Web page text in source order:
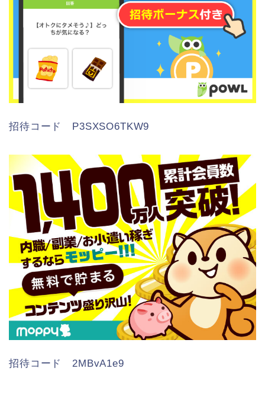
招待コード P3SXSO6TKW9
招待コード 2MBvA1e9